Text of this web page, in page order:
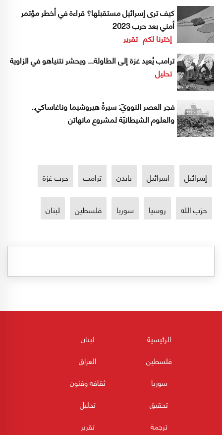
كيف ترى إسرائيل مستقبلها؟ قراءة في أخطر مؤتمر
أمني بعد حرب 2023
إخترنا لكم تقرير
ترامب يُعيد غزة إلى الطاولة... ويحشر نتنياهو في الزاوية
تحليل
فجر العصر النوويّ: سيرةُ هيروشيما وناغاساكي..
والعلوم الشيطانيّة لمشروع مانهاتن
إسرائيل اسرائيل بايدن ترامب حرب غزة
حزب الله روسيا سوريا فلسطين لبنان
الرئيسية
لبنان
فلسطين
العراق
سوريا
ثقافه وفنون
تحقيق
تحليل
ترجمة
تقرير